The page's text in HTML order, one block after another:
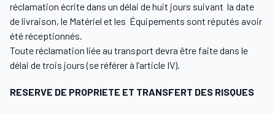
réclamation écrite dans un délai de huit jours suivant la date
de livraison, le Matériel et les Équipements sont réputés avoir
été réceptionnés.
Toute réclamation liée au transport devra être faite dans le
délai de trois jours (se référer à l’article IV).
RESERVE DE PROPRIETE ET TRANSFERT DES RISQUES